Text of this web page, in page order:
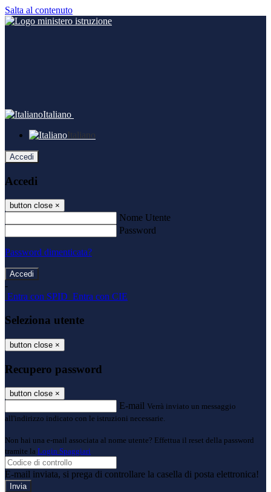
Salta al contenuto
Italiano
Italiano
Accedi
Accedi
button close ×
Nome Utente
Password
Password dimenticata?
-
Entra con SPID Entra con CIE
Seleziona utente
button close ×
Recupero password
button close ×
E-mail Verrà inviato un messaggio
all'indirizzo indicato con le istruzioni necessarie.
Non hai una e-mail associata al nome utente? Effettua il reset della password
tramite la Login Spaggiari
E-mail inviata, si prega di controllare la casella di posta elettronica!